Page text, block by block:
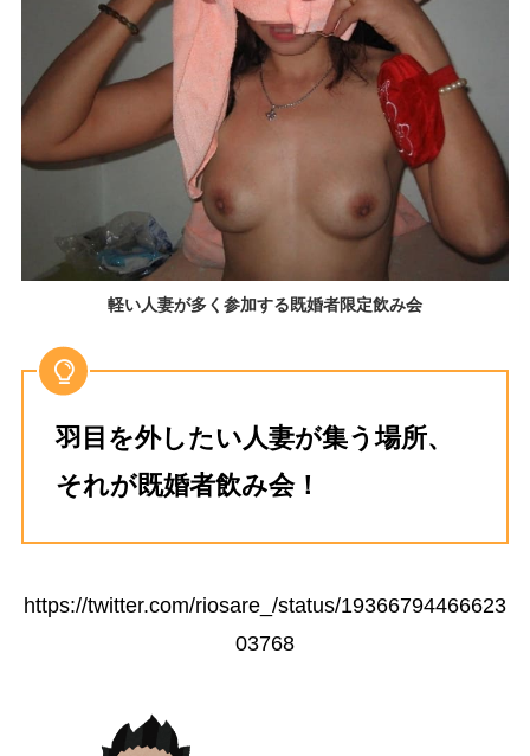
軽い人妻が多く参加する既婚者限定飲み会
羽目を外したい人妻が集う場所、
それが既婚者飲み会！
https://twitter.com/riosare_/status/19366794466623
03768